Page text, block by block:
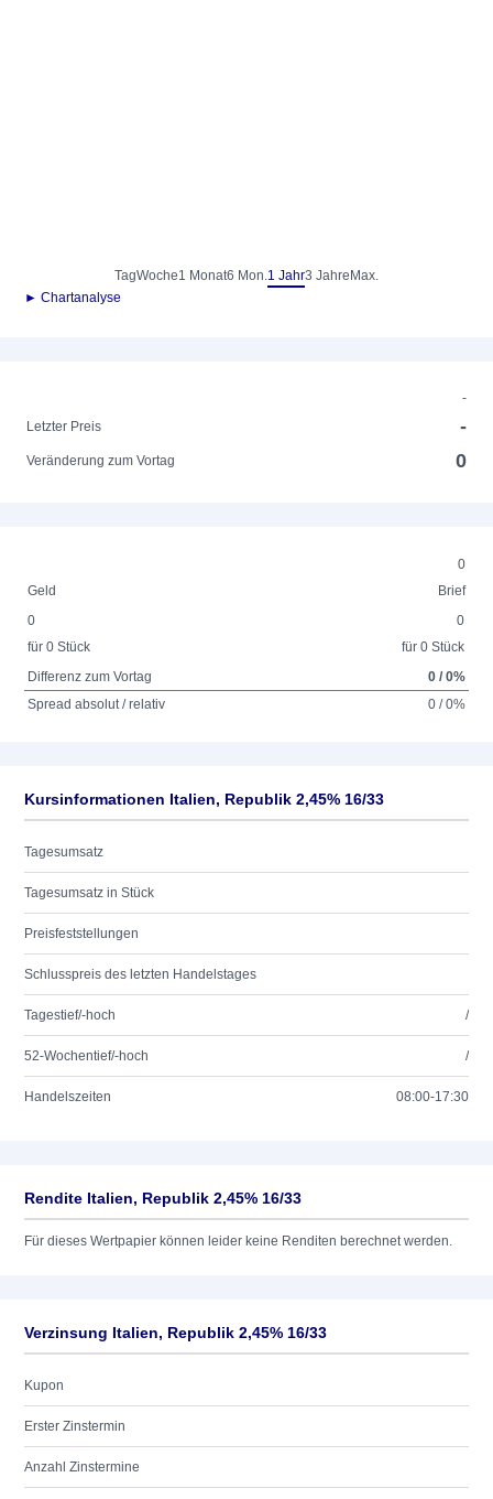
TagWoche1 Monat6 Mon.1 Jahr3 Jahre Max.
► Chartanalyse
-
Letzter Preis
-
Veränderung zum Vortag 0
0
Geld
Brief
0
für 0 Stück
0
für 0 Stück
Differenz zum Vortag
0 / 0%
Spread absolut / relativ
0 / 0%
Kursinformationen Italien, Republik 2,45% 16/33
Tagesumsatz
Tagesumsatz in Stück
Preisfeststellungen
Schlusspreis des letzten Handelstages
Tagestief/-hoch /
52-Wochentief/-hoch /
Handelszeiten 08:00-17:30
Rendite Italien, Republik 2,45% 16/33
Für dieses Wertpapier können leider keine Renditen berechnet werden.
Verzinsung Italien, Republik 2,45% 16/33
Kupon
Erster Zinstermin
Anzahl Zinstermine